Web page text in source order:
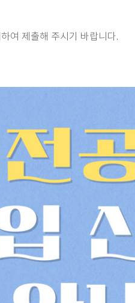
여 제출해 주시기 바랍니다.